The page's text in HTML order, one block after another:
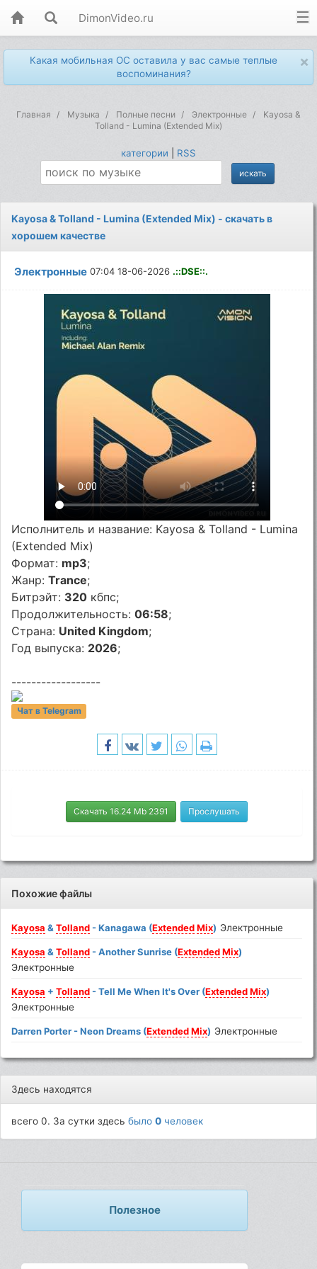
DimonVideo.ru
×
Какая мобильная ОС оставила у вас самые теплые
воспоминания?
Главная Музыка Полные песни Электронные
Kayosa &
Tolland - Lumina (Extended Mix)
категории RSS
Kayosa & Tolland - Lumina (Extended Mix) - скачать в
хорошем качестве
Электронные 07:04 18-06-2026 .::DSE::.
Исполнитель и название: Kayosa & Tolland - Lumina
(Extended Mix)
Формат: mp3;
Жанр:Trance;
Битрэйт: 320 кбпс;
Продолжительность:06:58;
Страна: United Kingdom;
Год выпуска: 2026;
------------------
Чат в Telegram
Скачать 16.24 Mb 2391 Прослушать
Похожие файлы
Kayosa &Tolland - Kanagawa (Extended Mix) Электронные
Kayosa &Tolland - Another Sunrise (Extended Mix)
Электронные
Kayosa +Tolland - Tell Me When It's Over (Extended Mix)
Электронные
Darren Porter - Neon Dreams (Extended Mix) Электронные
Здесь находятся
всего 0. За сутки здесьбыло0 человек
Полезное